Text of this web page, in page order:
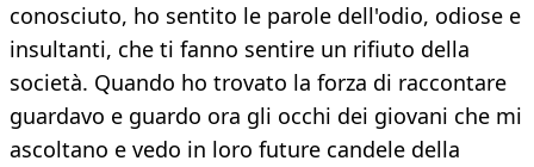
conosciuto, ho sentito le parole dell'odio, odiose e
insultanti, che ti fanno sentire un rifiuto della
società. Quando ho trovato la forza di raccontare
guardavo e guardo ora gli occhi dei giovani che mi
ascoltano e vedo in loro future candele della